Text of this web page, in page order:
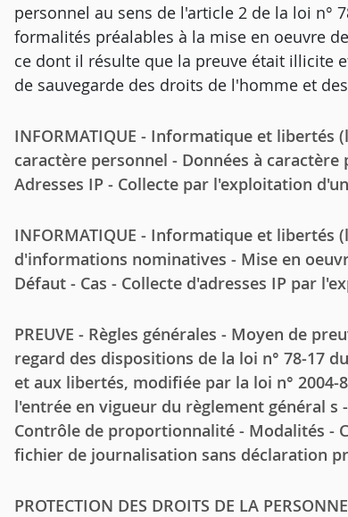
personnel au sens de l'article 2 de la loi n°
formalités préalables à la mise en oeuvre
ce dont il résulte que la preuve était illicite
de sauvegarde des droits de l'homme et
INFORMATIQUE - Informatique et libertés
caractère personnel - Données à
Adresses IP - Collecte par l'exploitation
INFORMATIQUE - Informatique et
d'informations nominatives - Mise en
Défaut - Cas - Collecte d'adresses IP par
PREUVE - Règles générales - Moyen de
regard des dispositions de la loi n° 78-17
et aux libertés, modifiée par la loi n°
l'entrée en vigueur du règlement général s
Contrôle de proportionnalité - Modalités -
fichier de journalisation sans déclaration
PROTECTION DES DROITS DE LA